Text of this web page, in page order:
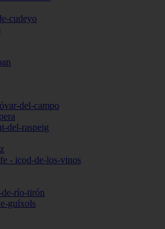
cudeyo
del-campo
del-raspeig
- icod-de-los-vinos
río-tirón
guíxols